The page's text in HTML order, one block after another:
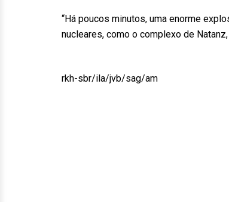
“Há poucos minutos, uma enorme
nucleares, como o complexo de
rkh-sbr/ila/jvb/sag/am